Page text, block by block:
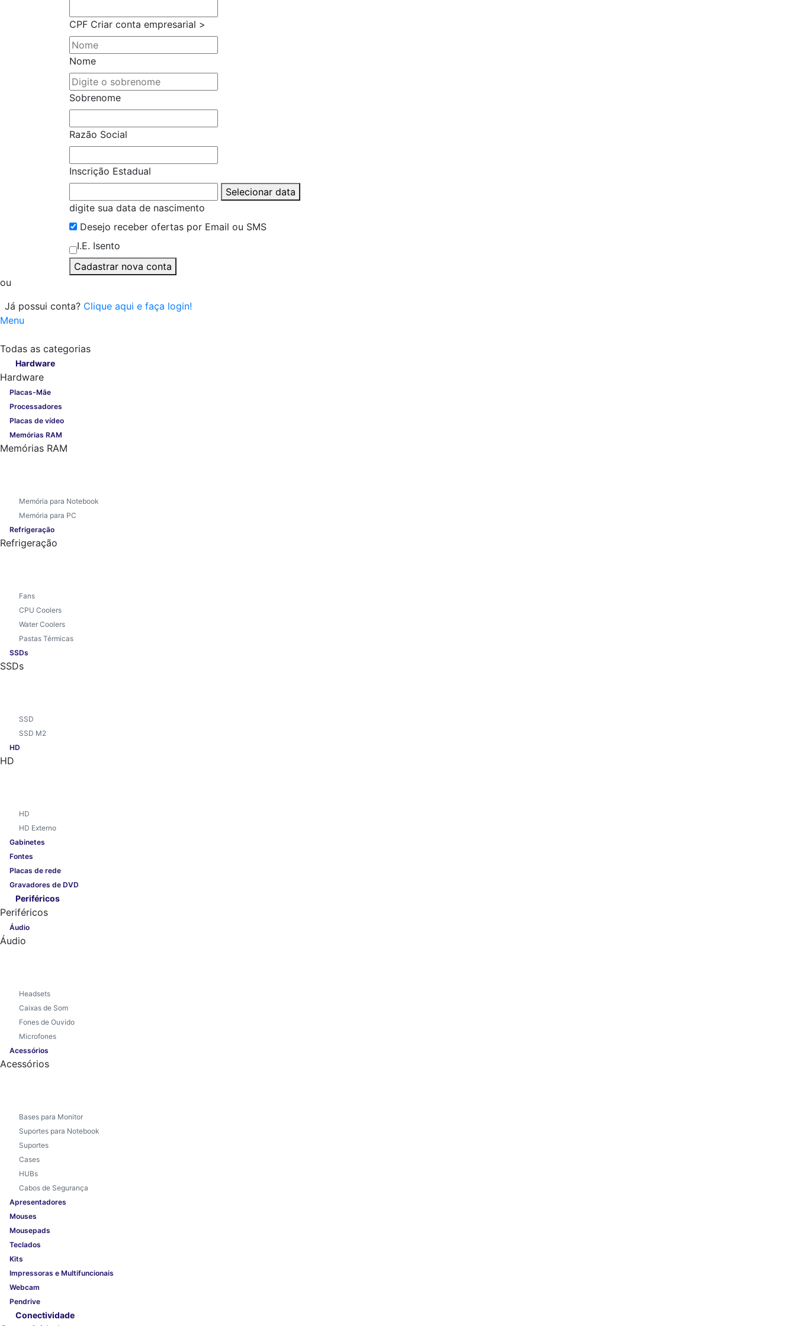
CPF Criar conta empresarial >
Nome
Sobrenome
Razão Social
Inscrição Estadual
Selecionar data
digite sua data de nascimento
Desejo receber ofertas por Email ou SMS
I.E. Isento
Cadastrar nova conta
ou
Já possui conta? Clique aqui e faça login!
Menu
Todas as categorias
Hardware
Hardware
Placas-Mãe
Processadores
Placas de vídeo
Memórias RAM
Memórias RAM
Memória para Notebook
Memória para PC
Refrigeração
Refrigeração
Fans
CPU Coolers
Water Coolers
Pastas Térmicas
SSDs
SSDs
SSD
SSD M2
HD
HD
HD
HD Externo
Gabinetes
Fontes
Placas de rede
Gravadores de DVD
Periféricos
Periféricos
Áudio
Áudio
Headsets
Caixas de Som
Fones de Ouvido
Microfones
Acessórios
Acessórios
Bases para Monitor
Suportes para Notebook
Suportes
Cases
HUBs
Cabos de Segurança
Apresentadores
Mouses
Mousepads
Teclados
Kits
Impressoras e Multifuncionais
Webcam
Pendrive
Conectividade